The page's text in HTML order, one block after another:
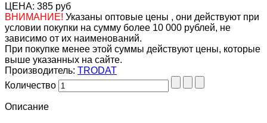
ЦЕНА: 385 руб
ВНИМАНИЕ! Указаны оптовые цены , они действуют при
условии покупки на сумму более 10 000 рублей, не
зависимо от их наименований.
При покупке менее этой суммы действуют цены, которые
выше указанных на сайте.
Производитель: TRODAT
Количество
Описание